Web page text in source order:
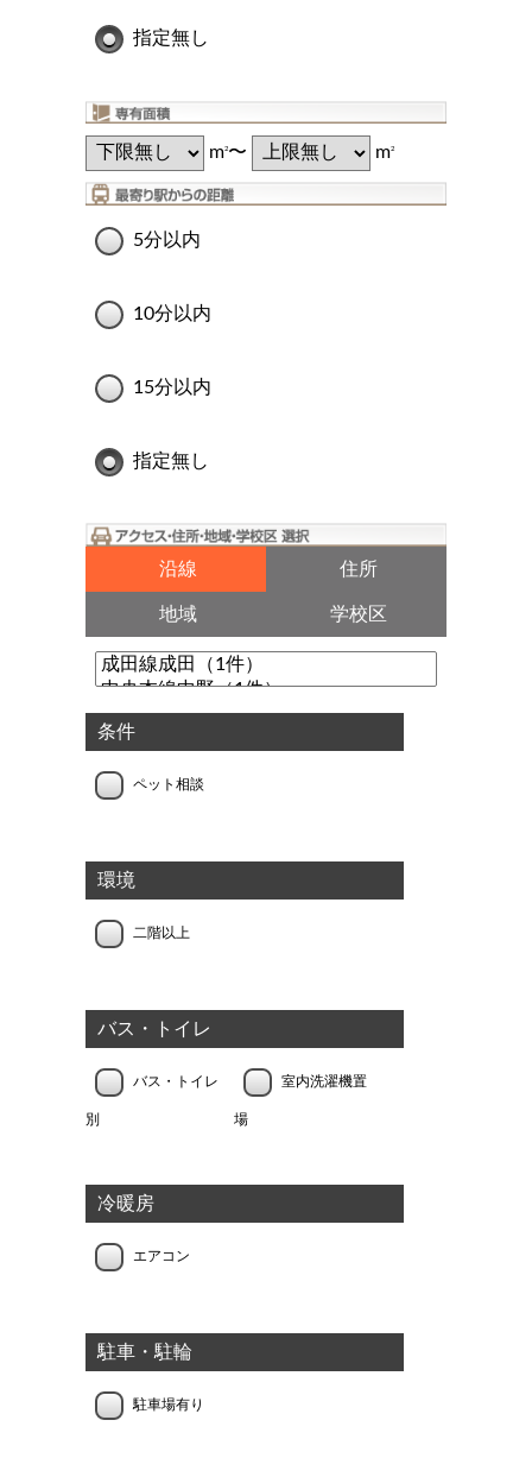
指定無し
m2〜 m2
5分以内
10分以内
15分以内
指定無し
沿線 住所
地域 学校区
条件
ペット相談
環境
二階以上
バス・トイレ
バス・トイレ
別
室内洗濯機置
場
冷暖房
エアコン
駐車・駐輪
駐車場有り